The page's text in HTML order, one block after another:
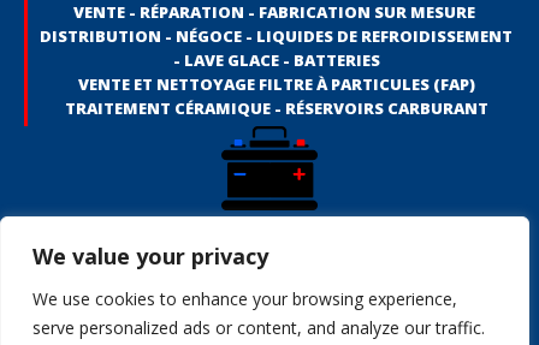
We value your privacy
We use cookies to enhance your browsing experience,
serve personalized ads or content, and analyze our traffic.
VENTE - RÉPARATION - FABRICATION SUR MESURE
DISTRIBUTION - NÉGOCE - LIQUIDES DE REFROIDISSEMENT
- LAVE GLACE - BATTERIES
VENTE ET NETTOYAGE FILTRE À PARTICULES (FAP)
TRAITEMENT CÉRAMIQUE - RÉSERVOIRS CARBURANT
Vente de radiateur - Réparation de radiateur - Fabrication de radiateur
sur mesure - Liquides de refroidissement - Batteries automobile -
Batteries motos - Batteries bateaux - Batteries avions - Batteries
véhicules industriels - Batteries BTP - Batteries véhicules agricoles